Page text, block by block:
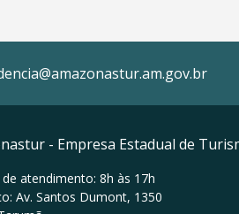
- Empresa Estadual de
atendimento: 8h às 17h
Av. Santos Dumont, 1350